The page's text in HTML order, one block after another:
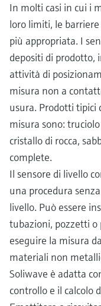
In molti casi in cui i
loro limiti, le
più appropriata. I
depositi di prodotto,
attività di
misura non a
usura. Prodotti tipici
misura sono:
cristallo di rocca,
complete.
Il sensore di livello
una procedura
livello. Può essere
tubazioni, pozzetti o
eseguire la misura
materiali non
Soliwave è adatta
controllo e il calcolo